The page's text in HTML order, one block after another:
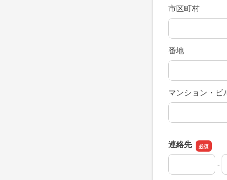
市区町村
番地
マンション・ビ
連絡先
連絡先の市外局番
-
連絡先の市内局番
連絡先の加入者